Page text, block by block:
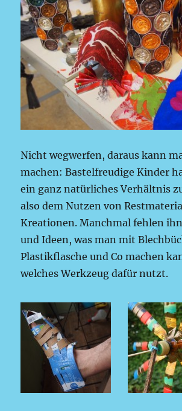
Nicht wegwerfen, daraus kann
machen: Bastelfreudige Kinder
ein ganz natürliches Verhältnis
also dem Nutzen von
Kreationen. Manchmal fehlen
und Ideen, was man mit
Plastikflasche und Co machen
welches Werkzeug dafür nutzt.